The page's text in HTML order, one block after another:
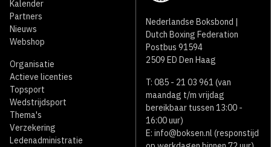
Kalender
Partners
Nieuws
Webshop
Organisatie
Actieve licenties
Topsport
Wedstrijdsport
Thema's
Verzekering
Ledenadministratie
Nederlandse Boksbond |
Dutch Boxing Federation
Postbus 91594
2509 ED Den Haag
T: 085 - 21 03 961 (van
maandag t/m vrijdag
bereikbaar tussen 13:00 -
16:00 uur)
E: info@boksen.nl (responstijd